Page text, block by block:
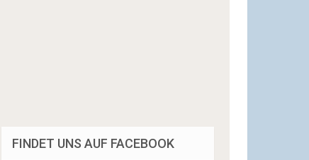
FINDET UNS AUF FACEBOOK